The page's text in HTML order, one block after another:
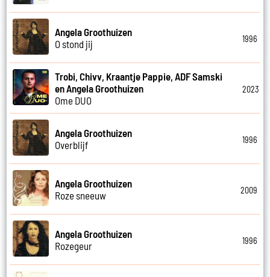
Angela Groothuizen
O stond jij
1996
Trobi, Chivv, Kraantje Pappie, ADF Samski
en Angela Groothuizen
Ome DUO
2023
Angela Groothuizen
Overblijf
1996
Angela Groothuizen
Roze sneeuw
2009
Angela Groothuizen
Rozegeur
1996